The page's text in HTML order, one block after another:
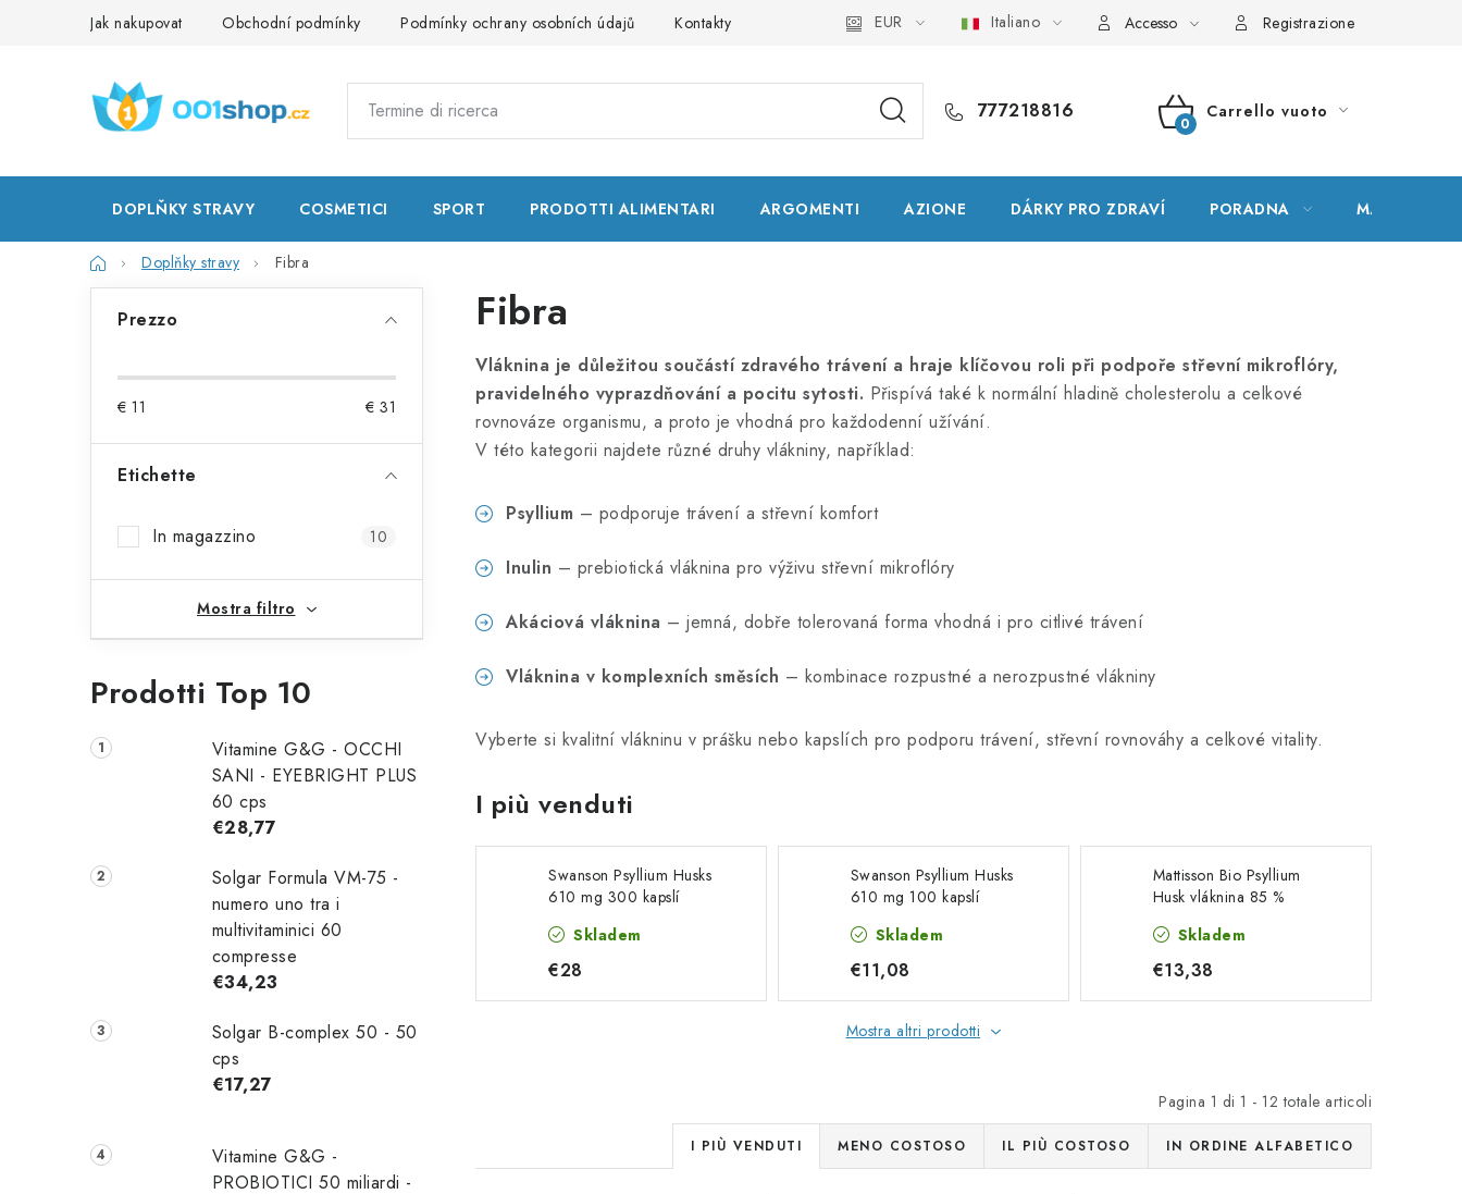
Jak nakupovat Obchodní podmínky Podmínky ochrany osobních údajů Kontakty Natural Health Store Glossario Mappa del sito Il mio ordine
EUR Italiano Accesso Registrazione
777218816
CARRELLO
SPESA
Carrello vuoto
DOPLŇKY STRAVY COSMETICI SPORT PRODOTTI ALIMENTARI ARGOMENTI AZIONE DÁRKY PRO ZDRAVÍ PORADNA MARCHE
Casa Doplňky stravy Fibra
r
t
e
r
a
l
Prezzo
€ 11 € 31
Etichette
In magazzino 10
Mostra filtro
Prodotti Top 10
Vitamine G&G - OCCHI
SANI - EYEBRIGHT PLUS
60 cps
€28,77
Solgar Formula VM-75 -
numero uno tra i
multivitaminici 60
compresse
€34,23
Solgar B-complex 50 - 50
cps
€17,27
Vitamine G&G -
PROBIOTICI 50 miliardi -
Fibra
Vláknina je důležitou součástí zdravého trávení a hraje klíčovou roli při podpoře střevní mikroflóry,
pravidelného vyprazdňování a pocitu sytosti. Přispívá také k normální hladině cholesterolu a celkové
rovnováze organismu, a proto je vhodná pro každodenní užívání.
V této kategorii najdete různé druhy vlákniny, například:
Psyllium – podporuje trávení a střevní komfort
Inulin – prebiotická vláknina pro výživu střevní mikroflóry
Akáciová vláknina – jemná, dobře tolerovaná forma vhodná i pro citlivé trávení
Vláknina v komplexních směsích – kombinace rozpustné a nerozpustné vlákniny
Vyberte si kvalitní vlákninu v prášku nebo kapslích pro podporu trávení, střevní rovnováhy a celkové vitality.
I più venduti
Swanson Psyllium Husks
610 mg 300 kapslí
Skladem
€28
Swanson Psyllium Husks
610 mg 100 kapslí
Skladem
€11,08
Mattisson Bio Psyllium
Husk vláknina 85 %
Skladem
€13,38
Mostra altri prodotti
Pagina 1 di 1 - 12 totale articoli
OI PIÙ VENDUTI MENO COSTOSO IL PIÙ COSTOSO IN ORDINE ALFABETICO